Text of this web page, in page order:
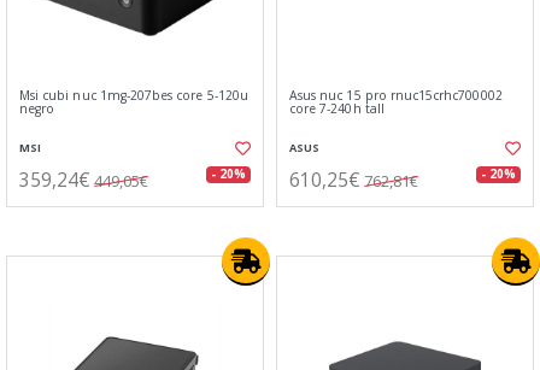
Msi cubi nuc 1mg-207bes core 5-120u
negro
MSI
359,24€ 449,05€ - 20%
Asus nuc 15 pro rnuc15crhc700002
core 7-240h tall
ASUS
610,25€ 762,81€ - 20%